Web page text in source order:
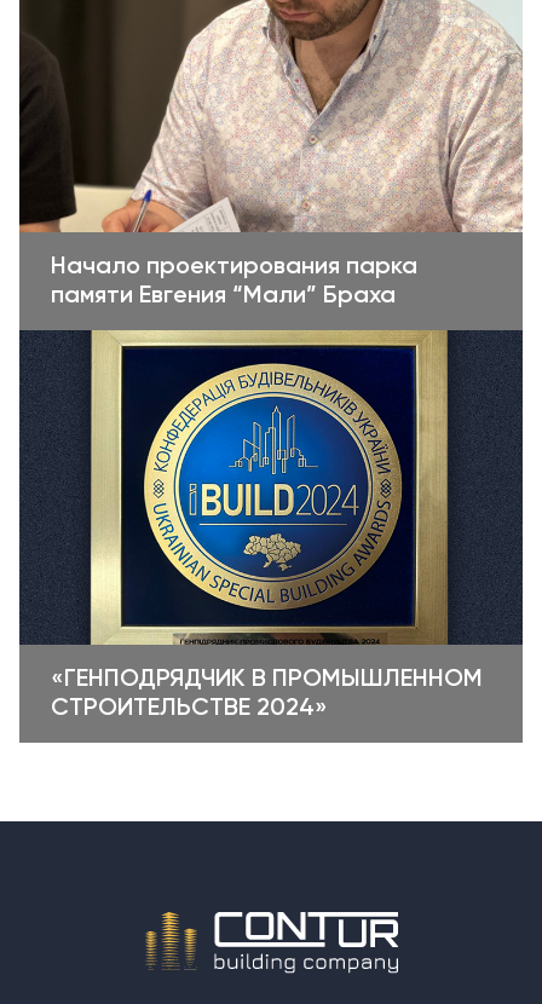
Начало проектирования парка
памяти Евгения “Мали” Браха
«ГЕНПОДРЯДЧИК В ПРОМЫШЛЕННОМ
СТРОИТЕЛЬСТВЕ 2024»